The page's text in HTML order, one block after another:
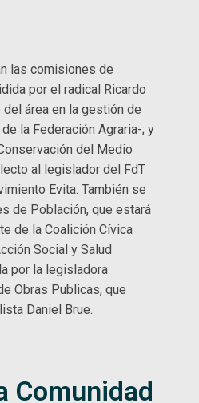
las comisiones de
por el radical Ricardo
área en la gestión de
la Federación Agraria-; y
del Medio
al legislador del FdT
Evita. También se
de Población, que estará
de la Coalición Cívica
Social y Salud
por la legisladora
Obras Publicas, que
Daniel Brue.
Comunidad